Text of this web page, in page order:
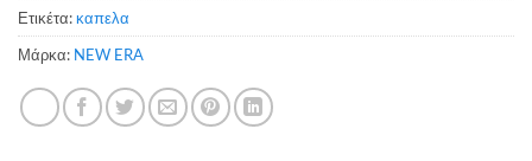
μαύρο
ποσότητα
Ετικέτα:καπελα
Μάρκα: NEW ERA